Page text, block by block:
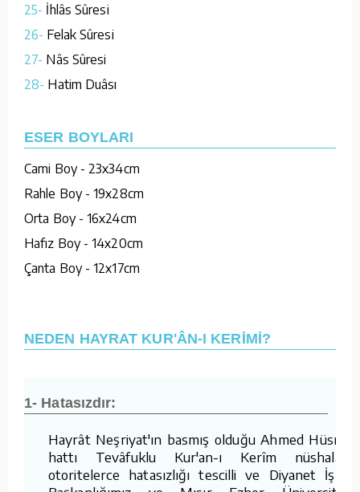
25- İhlâs Sûresi
26- Felak Sûresi
27- Nâs Sûresi
28- Hatim Duâsı
ESER BOYLARI
Cami Boy - 23x34cm
Rahle Boy - 19x28cm
Orta Boy - 16x24cm
Hafız Boy - 14x20cm
Çanta Boy - 12x17cm
NEDEN HAYRAT KUR'ÂN-I KERİMİ?
1- Hatasızdır:
Hayrât Neşriyat'ın basmış olduğu Ahmed Hüsrev
hattı Tevâfuklu Kur'an-ı Kerîm nüshaları,
otoritelerce hatasızlığı tescilli ve Diyanet İşleri